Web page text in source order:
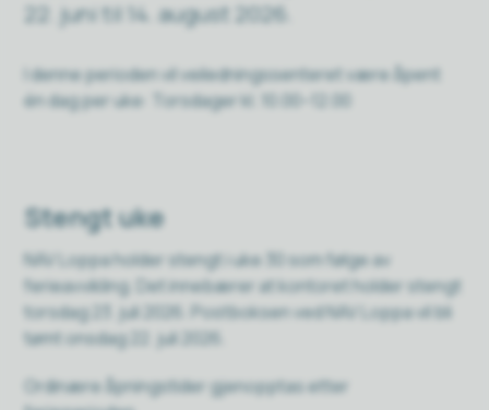
22. juni til 14. august 2026.
I denne perioden vil veiledningssenteret være åpent
én dag per uke: Torsdager kl. 10.00–12.00
Stengt uke
NAV Loppa holder stengt i uke 30 som følge av
ferieavvikling. Det innebærer at kontoret holder stengt
torsdag 23. juli 2026. Postboksen ved NAV Loppa vil bli
tømt onsdag 22. juli 2026.
Ordinære åpningstider gjenopptas etter